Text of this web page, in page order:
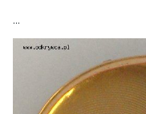
...